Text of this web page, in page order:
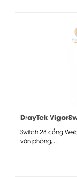
DrayTek
Switch 28 cổng
văn phòng,...